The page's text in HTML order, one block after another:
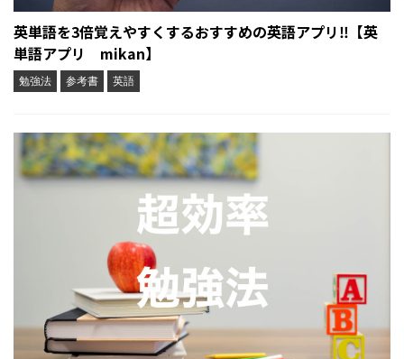
英単語を3倍覚えやすくするおすすめの英語アプリ‼︎【英
単語アプリ mikan】
勉強法 参考書 英語